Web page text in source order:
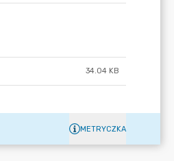
34.04 KB
METRYCZKA